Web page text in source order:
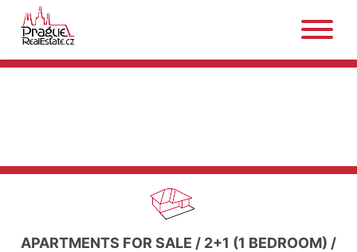
APARTMENTS FOR SALE / 2+1 (1 BEDROOM) /